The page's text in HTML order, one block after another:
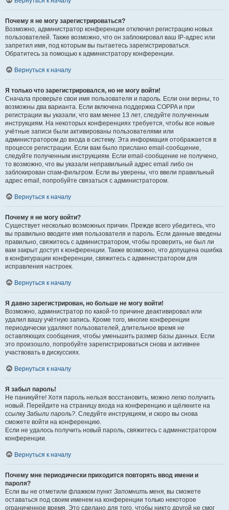
Почему я не могу зарегистрироваться?
Возможно, администратор конференции отключил регистрацию новых
пользователей. Также возможно, что он заблокировал ваш IP-адрес или
запретил имя, под которым вы пытаетесь зарегистрироваться.
Обратитесь за помощью к администратору конференции.
Вернуться к началу
Я только что зарегистрировался, но не могу войти!
Сначала проверьте свои имя пользователя и пароль. Если они верны, то
возможны два варианта. Если включена поддержка COPPA и при
регистрации вы указали, что вам менее 13 лет, следуйте полученным
инструкциям. На некоторых конференциях требуется, чтобы все новые
учётные записи были активированы пользователями или
администратором до входа в систему. Эта информация отображается в
процессе регистрации. Если вам было прислано email-сообщение,
следуйте полученным инструкциям. Если email-сообщение не получено,
то возможно, что вы указали неправильный адрес email либо он
заблокирован спам-фильтром. Если вы уверены, что ввели правильный
адрес email, попробуйте связаться с администратором.
Вернуться к началу
Почему я не могу войти?
Существует несколько возможных причин. Прежде всего убедитесь, что
вы правильно вводите имя пользователя и пароль. Если данные введены
правильно, свяжитесь с администратором, чтобы проверить, не был ли
вам закрыт доступ к конференции. Также возможно, что допущена ошибка
в конфигурации конференции, свяжитесь с администратором для
исправления настроек.
Вернуться к началу
Я давно зарегистрирован, но больше не могу войти!
Возможно, администратор по какой-то причине деактивировал или
удалил вашу учётную запись. Кроме того, многие конференции
периодически удаляют пользователей, длительное время не
оставляющих сообщения, чтобы уменьшить размер базы данных. Если
это произошло, попробуйте зарегистрироваться снова и активнее
участвовать в дискуссиях.
Вернуться к началу
Я забыл пароль!
Не паникуйте! Хотя пароль нельзя восстановить, можно легко получить
новый. Перейдите на страницу входа на конференцию и щёлкните на
ссылку Забыли пароль?. Следуйте инструкциям, и скоро вы снова
сможете войти на конференцию.
Если не удалось получить новый пароль, свяжитесь с администратором
конференции.
Вернуться к началу
Почему мне периодически приходится повторять ввод имени и
пароля?
Если вы не отметили флажком пункт Запомнить меня, вы сможете
оставаться под своим именем на конференции только некоторое
ограниченное время. Это сделано для того, чтобы никто другой не смог